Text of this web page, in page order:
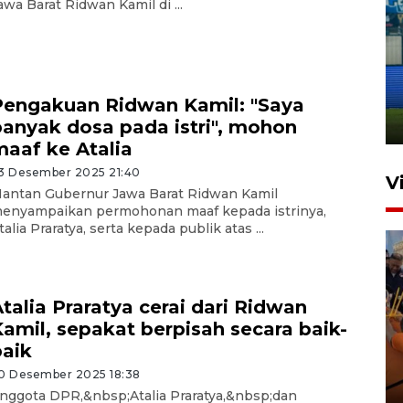
Barat Ridwan Kamil di ...
Ridwan Kamil: "Saya
dosa pada istri", mohon
ke Atalia
Desember 2025 21:40
Gubernur Jawa Barat Ridwan Kamil
permohonan maaf kepada istrinya,
Praratya, serta kepada publik atas ...
Praratya cerai dari Ridwan
sepakat berpisah secara baik-
Desember 2025 18:38
DPR,&nbsp;Atalia Praratya,&nbsp;dan
Balikpapan
31 Juli 2026 18:01
amankan tiket semifinal Piala
Presiden